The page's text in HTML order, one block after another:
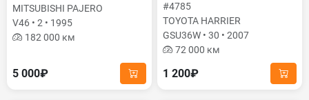
MITSUBISHI PAJERO
V46 • 2 • 1995
182 000 км
5 000₽
#4785
TOYOTA HARRIER
GSU36W • 30 • 2007
72 000 км
1 200₽